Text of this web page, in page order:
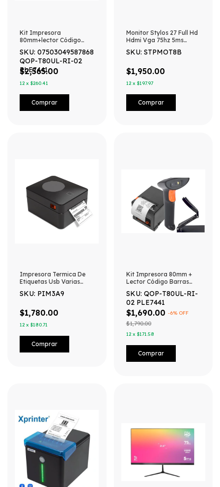
Kit Impresora
80mm+lector Código
Negro
SKU: 07503049587868
QOP-T80UL-RI-02
PLE7441
$2,565.00
12 x $260.41
Monitor Stylos 27 Full Hd
Hdmi Vga 75hz 5ms
SKU: STPMOT8B
$1,950.00
12 x $197.97
Impresora Termica De
Etiquetas Usb Varias
SKU: PIM3A9
$1,780.00
12 x $180.71
Kit Impresora 80mm +
Lector Código Barras
SKU: QOP-T80UL-RI-
02 PLE7441
$1,690.00 -6% OFF
$1,790.00
12 x $171.58